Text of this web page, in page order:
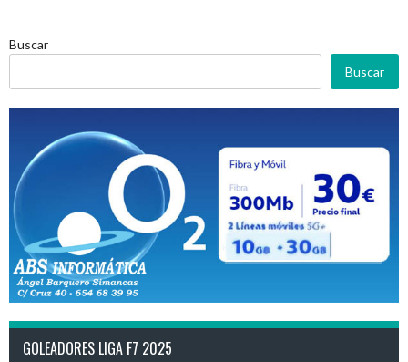
Buscar
Buscar
GOLEADORES LIGA F7 2025